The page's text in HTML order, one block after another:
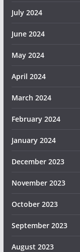
July 2024
June 2024
May 2024
April 2024
March 2024
February 2024
January 2024
December 2023
November 2023
October 2023
September 2023
August 2023